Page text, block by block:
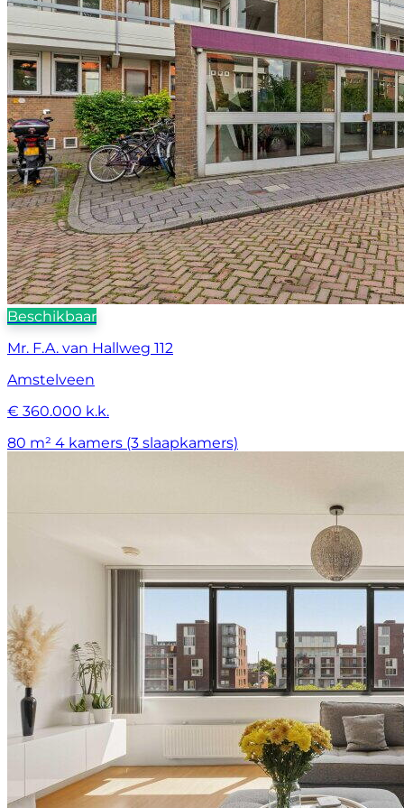
Beschikbaar
Mr. F.A. van Hallweg 112
Amstelveen
€ 360.000 k.k.
80 m² 4 kamers (3 slaapkamers)